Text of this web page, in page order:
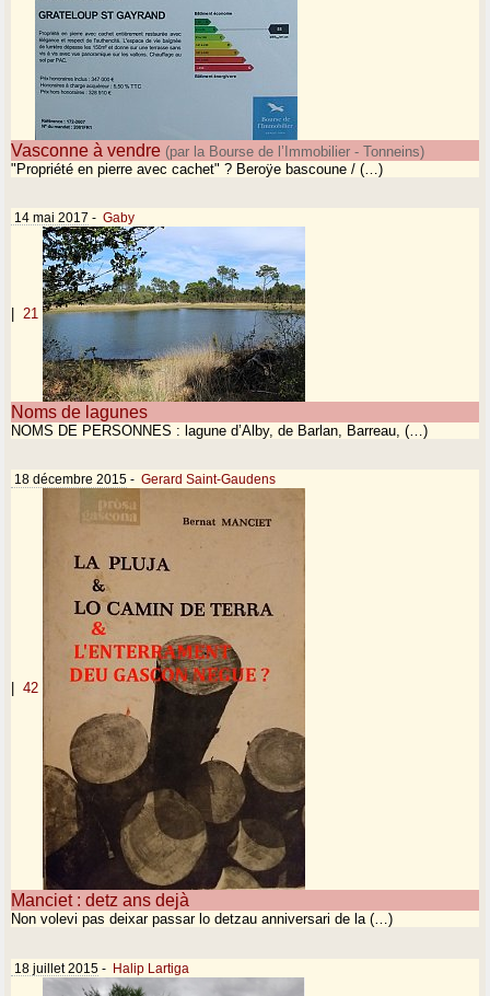
Vasconne à vendre (par la Bourse de l’Immobilier - Tonneins)
"Propriété en pierre avec cachet" ? Beroÿe bascoune / (…)
14 mai 2017 - Gaby
| 21
Noms de lagunes
NOMS DE PERSONNES : lagune d’Alby, de Barlan, Barreau, (…)
18 décembre 2015 - Gerard Saint-Gaudens
42
Manciet : detz ans dejà
Non volevi pas deixar passar lo detzau anniversari de la (…)
18 juillet 2015 - Halip Lartiga